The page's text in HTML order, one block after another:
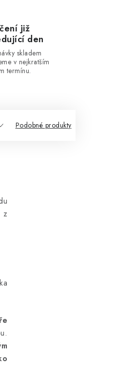
již
den
skladem
v nejkratším
termínu.
Podobné produkty
z